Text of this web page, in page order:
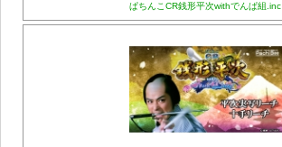
ぱちんこCR銭形平次withでんぱ組.inc